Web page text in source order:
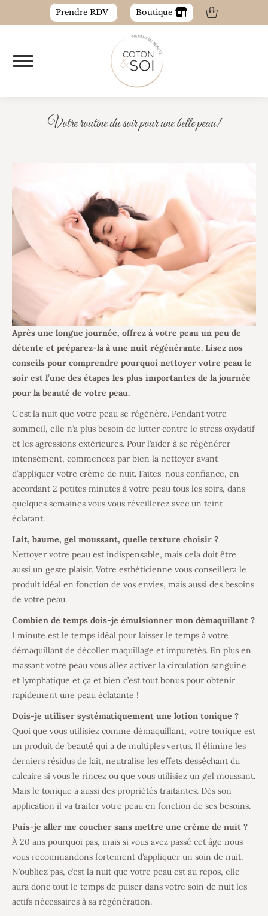
Prendre RDV Boutique
Votre routine du soir pour une belle peau!
Après une longue journée, offrez à votre peau un peu de
détente et préparez-la à une nuit régénérante. Lisez nos
conseils pour comprendre pourquoi nettoyer votre peau le
soir est l’une des étapes les plus importantes de la journée
pour la beauté de votre peau.
C’est la nuit que votre peau se régénère. Pendant votre
sommeil, elle n’a plus besoin de lutter contre le stress oxydatif
et les agressions extérieures. Pour l’aider à se régénérer
intensément, commencez par bien la nettoyer avant
d’appliquer votre crème de nuit. Faites-nous confiance, en
accordant 2 petites minutes à votre peau tous les soirs, dans
quelques semaines vous vous réveillerez avec un teint
éclatant.
Lait, baume, gel moussant, quelle texture choisir ?
Nettoyer votre peau est indispensable, mais cela doit être
aussi un geste plaisir. Votre esthéticienne vous conseillera le
produit idéal en fonction de vos envies, mais aussi des besoins
de votre peau.
Combien de temps dois-je émulsionner mon démaquillant ?
1 minute est le temps idéal pour laisser le temps à votre
démaquillant de décoller maquillage et impuretés. En plus en
massant votre peau vous allez activer la circulation sanguine
et lymphatique et ça et bien c’est tout bonus pour obtenir
rapidement une peau éclatante !
Dois-je utiliser systématiquement une lotion tonique ?
Quoi que vous utilisiez comme démaquillant, votre tonique est
un produit de beauté qui a de multiples vertus. Il élimine les
derniers résidus de lait, neutralise les effets desséchant du
calcaire si vous le rincez ou que vous utilisiez un gel moussant.
Mais le tonique a aussi des propriétés traitantes. Dès son
application il va traiter votre peau en fonction de ses besoins.
Puis-je aller me coucher sans mettre une crème de nuit ?
À 20 ans pourquoi pas, mais si vous avez passé cet âge nous
vous recommandons fortement d’appliquer un soin de nuit.
N’oubliez pas, c’est la nuit que votre peau est au repos, elle
aura donc tout le temps de puiser dans votre soin de nuit les
actifs nécessaires à sa régénération.